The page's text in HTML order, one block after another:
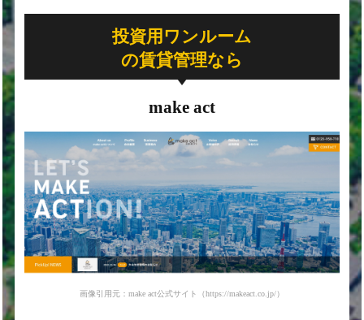
投資用ワンルーム
の賃貸管理なら
make act
画像引用元：make act公式サイト（https://makeact.co.jp/）